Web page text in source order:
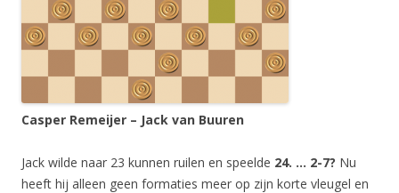
Casper Remeijer – Jack van Buuren
Jack wilde naar 23 kunnen ruilen en speelde 24. … 2-7? Nu
heeft hij alleen geen formaties meer op zijn korte vleugel en